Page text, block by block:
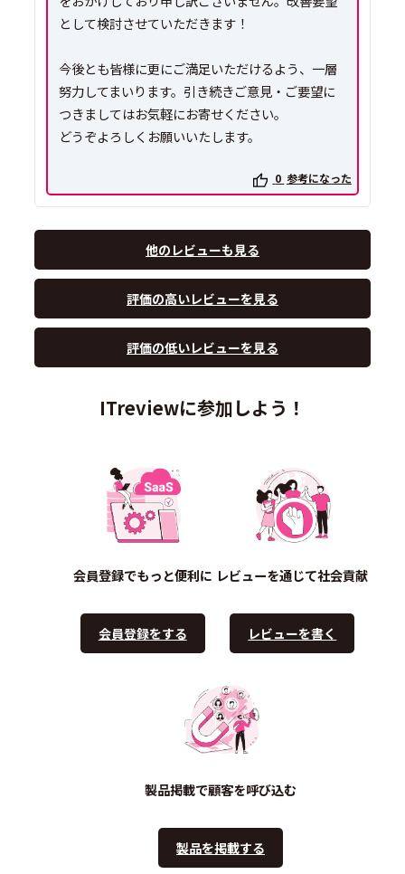
として検討させていただきます！
今後とも皆様に更にご満足いただけるよう、一層
努力してまいります。引き続きご意見・ご要望に
つきましてはお気軽にお寄せください。
どうぞよろしくお願いいたします。
0 参考になった
他のレビューも見る
評価の高いレビューを見る
評価の低いレビューを見る
ITreviewに参加しよう！
会員登録でもっと便利に
会員登録をする
レビューを通じて社会貢献
レビューを書く
製品掲載で顧客を呼び込む
製品を掲載する